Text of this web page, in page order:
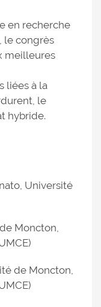
en recherche
le congrès
meilleures
liées à la
le
hybride.
Université
Moncton,
de Moncton,